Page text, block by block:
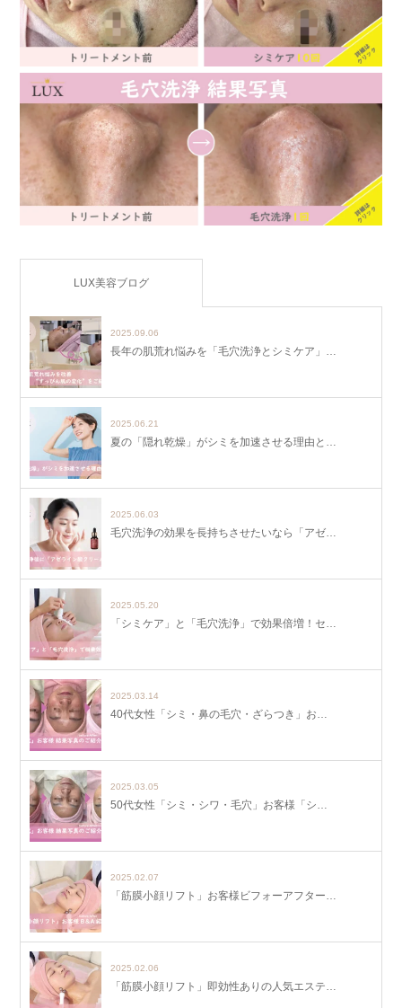
LUX美容ブログ
2025.09.06
長年の肌荒れ悩みを「毛穴洗浄とシミケア」…
2025.06.21
夏の「隠れ乾燥」がシミを加速させる理由と…
2025.06.03
毛穴洗浄の効果を長持ちさせたいなら「アゼ…
2025.05.20
「シミケア」と「毛穴洗浄」で効果倍増！セ…
2025.03.14
40代女性「シミ・鼻の毛穴・ざらつき」お…
2025.03.05
50代女性「シミ・シワ・毛穴」お客様「シ…
2025.02.07
「筋膜小顔リフト」お客様ビフォーアフター…
2025.02.06
「筋膜小顔リフト」即効性ありの人気エステ…